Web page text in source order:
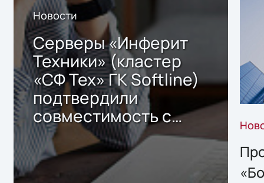
Новости
Серверы «Инферит
Техники» (кластер
«СФ Тех» ГК Softline)
подтвердили
совместимость с
решением Sharx
Storage 2.x для
хранения данных